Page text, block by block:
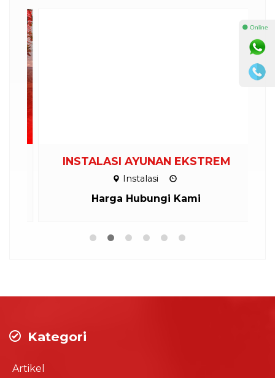
INSTALASI AYUNAN EKSTREM
Instalasi
Harga Hubungi Kami
Kategori
Artikel
⚫ Online